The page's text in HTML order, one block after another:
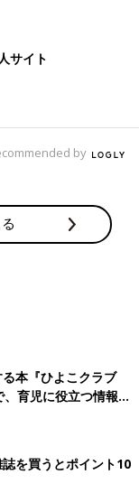
サイト
by
本『ひよこクラブ
育児に役立つ情報が
を買うとポイント10